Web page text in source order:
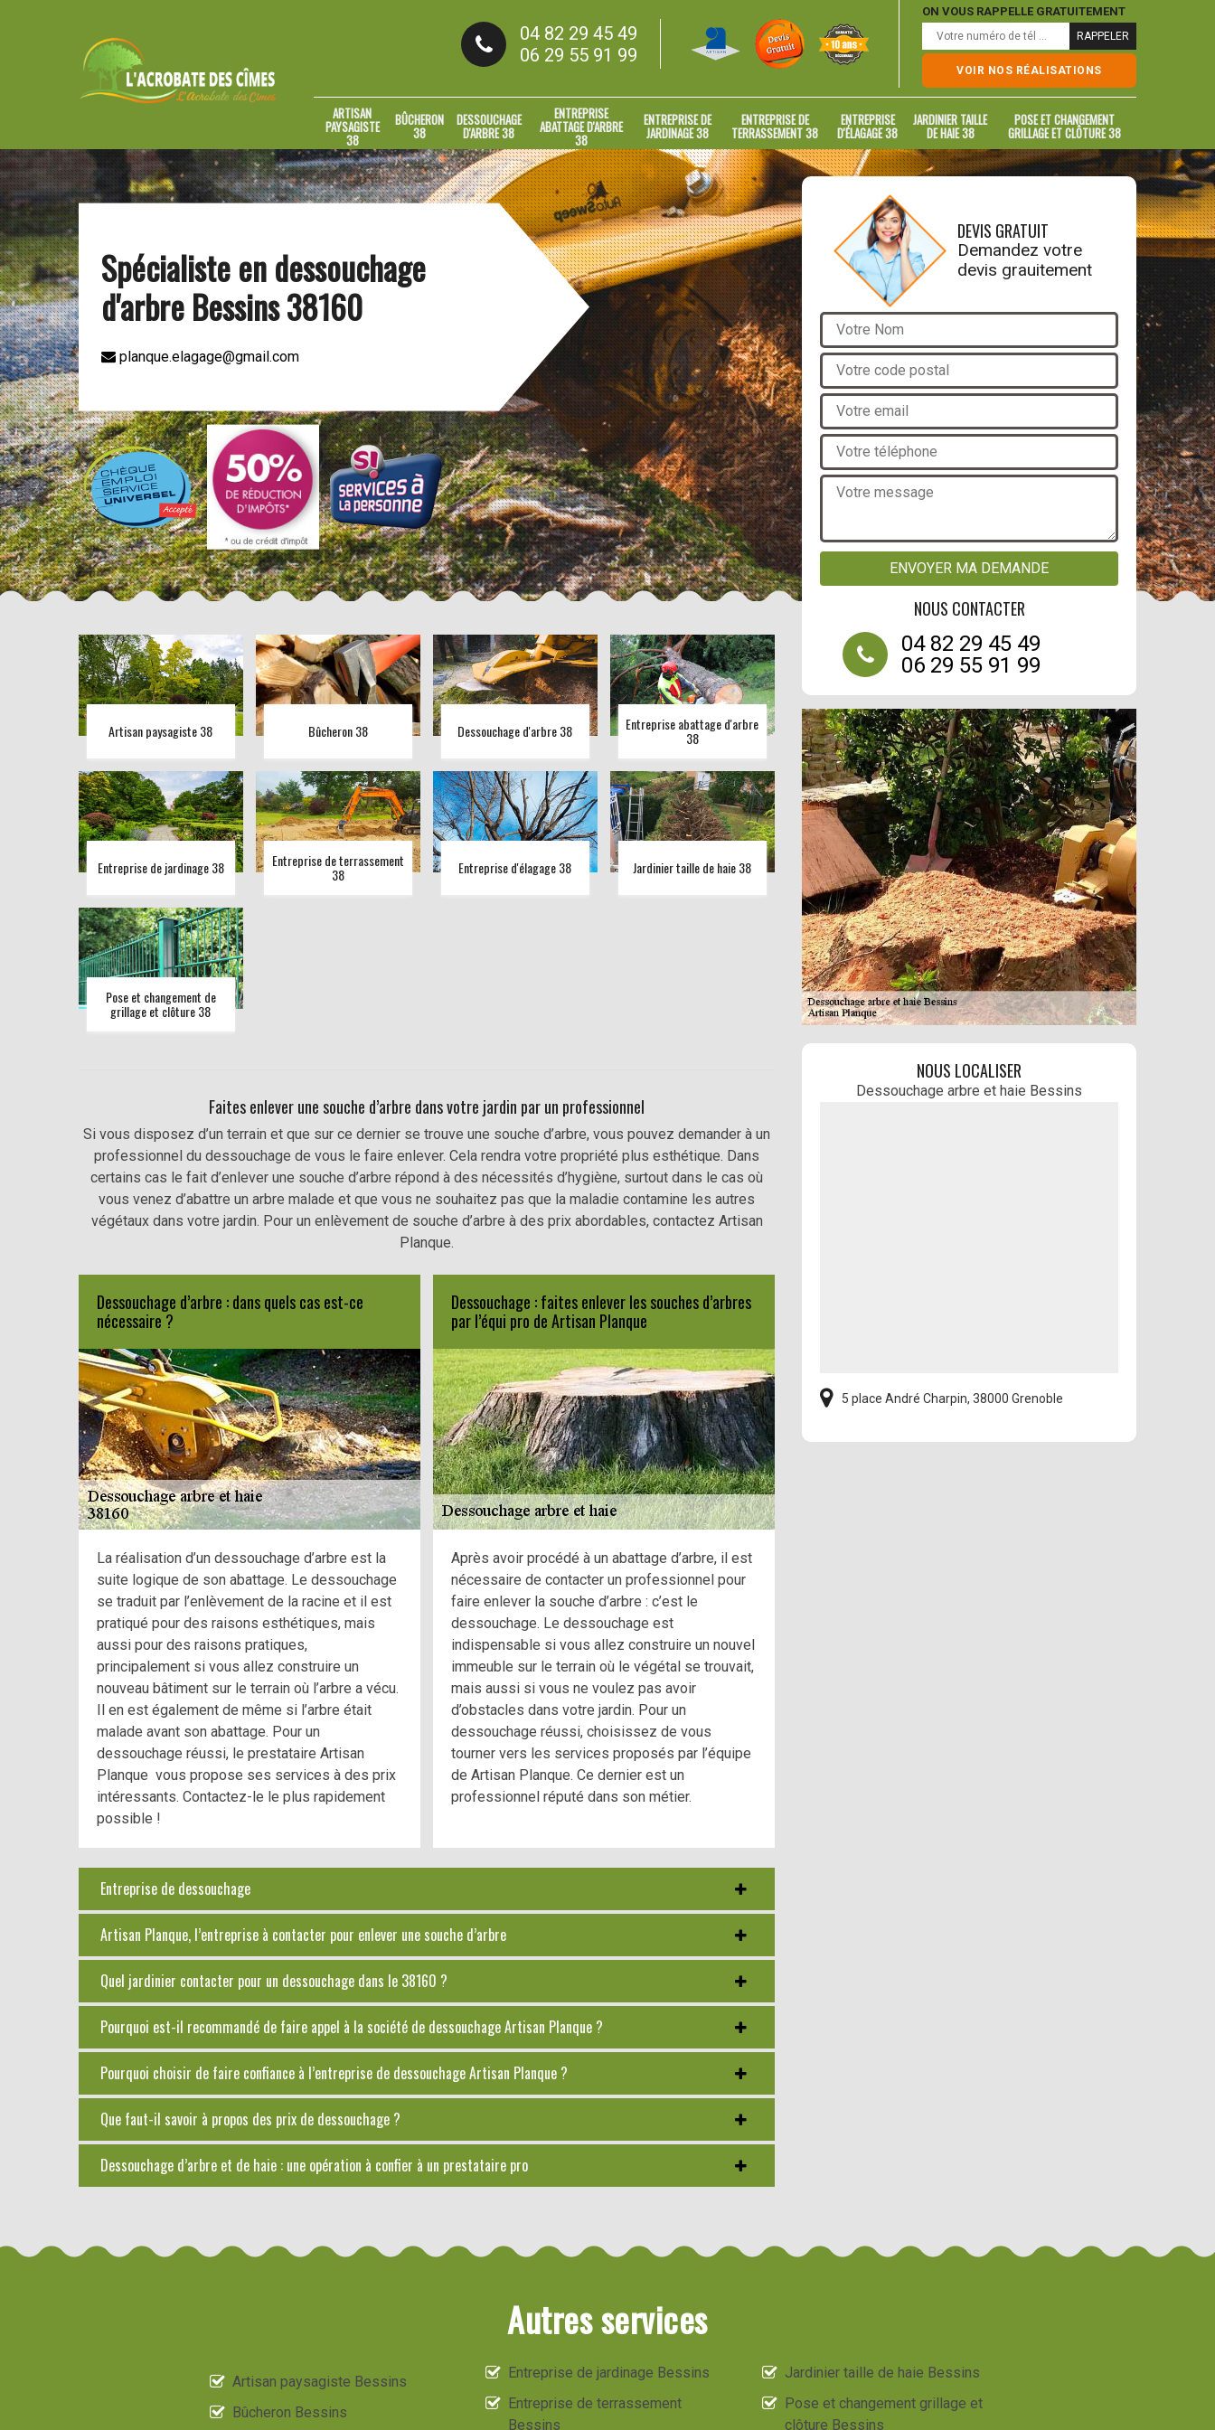
04 82 29 45 49
06 29 55 91 99
ON VOUS RAPPELLE GRATUITEMENT
VOIR NOS RÉALISATIONS
ARTISAN
PAYSAGISTE
38
BÛCHERON
38
DESSOUCHAGE
D'ARBRE 38
ENTREPRISE
ABATTAGE D'ARBRE
38
ENTREPRISE DE
JARDINAGE 38
ENTREPRISE DE
TERRASSEMENT 38
ENTREPRISE
D'ÉLAGAGE 38
JARDINIER TAILLE
DE HAIE 38
POSE ET CHANGEMENT
GRILLAGE ET CLÔTURE 38
Spécialiste en dessouchage
d'arbre Bessins 38160
planque.elagage@gmail.com
Artisan paysagiste 38 Bûcheron 38 Dessouchage d'arbre 38 Entreprise abattage d'arbre
38
Entreprise de jardinage 38 Entreprise de terrassement
38 Entreprise d'élagage 38 Jardinier taille de haie 38
Pose et changement de
grillage et clôture 38
Faites enlever une souche d’arbre dans votre jardin par un professionnel
Si vous disposez d’un terrain et que sur ce dernier se trouve une souche d’arbre, vous pouvez demander à un
professionnel du dessouchage de vous le faire enlever. Cela rendra votre propriété plus esthétique. Dans
certains cas le fait d’enlever une souche d’arbre répond à des nécessités d’hygiène, surtout dans le cas où
vous venez d’abattre un arbre malade et que vous ne souhaitez pas que la maladie contamine les autres
végétaux dans votre jardin. Pour un enlèvement de souche d’arbre à des prix abordables, contactez Artisan
Planque.
Dessouchage d’arbre : dans quels cas est-ce
nécessaire ?
La réalisation d’un dessouchage d’arbre est la
suite logique de son abattage. Le dessouchage
se traduit par l’enlèvement de la racine et il est
pratiqué pour des raisons esthétiques, mais
aussi pour des raisons pratiques,
principalement si vous allez construire un
nouveau bâtiment sur le terrain où l’arbre a vécu.
Il en est également de même si l’arbre était
malade avant son abattage. Pour un
dessouchage réussi, le prestataire Artisan
Planque vous propose ses services à des prix
intéressants. Contactez-le le plus rapidement
possible !
Dessouchage : faites enlever les souches d’arbres
par l’équi pro de Artisan Planque
Après avoir procédé à un abattage d’arbre, il est
nécessaire de contacter un professionnel pour
faire enlever la souche d’arbre : c’est le
dessouchage. Le dessouchage est
indispensable si vous allez construire un nouvel
immeuble sur le terrain où le végétal se trouvait,
mais aussi si vous ne voulez pas avoir
d’obstacles dans votre jardin. Pour un
dessouchage réussi, choisissez de vous
tourner vers les services proposés par l’équipe
de Artisan Planque. Ce dernier est un
professionnel réputé dans son métier.
Entreprise de dessouchage
Artisan Planque, l’entreprise à contacter pour enlever une souche d’arbre
Quel jardinier contacter pour un dessouchage dans le 38160 ?
Pourquoi est-il recommandé de faire appel à la société de dessouchage Artisan Planque ?
Pourquoi choisir de faire confiance à l’entreprise de dessouchage Artisan Planque ?
Que faut-il savoir à propos des prix de dessouchage ?
Dessouchage d’arbre et de haie : une opération à confier à un prestataire pro
DEVIS GRATUIT
Demandez votre
devis grauitement
NOUS CONTACTER
04 82 29 45 49
06 29 55 91 99
NOUS LOCALISER
Dessouchage arbre et haie Bessins
5 place André Charpin, 38000 Grenoble
Autres services
Artisan paysagiste Bessins
Bûcheron Bessins
Entreprise de jardinage Bessins
Entreprise de terrassement
Bessins
Jardinier taille de haie Bessins
Pose et changement grillage et
clôture Bessins